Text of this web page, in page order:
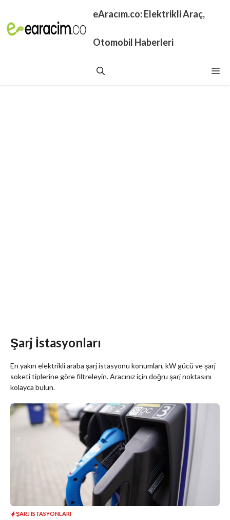
eAracım.co: Elektrikli Araç,
Otomobil Haberleri
Şarj İstasyonları
En yakın elektrikli araba şarj istasyonu konumları, kW gücü ve şarj
soketi tiplerine göre filtreleyin. Aracınız için doğru şarj noktasını
kolayca bulun.
ŞARJ İSTASYONLARI